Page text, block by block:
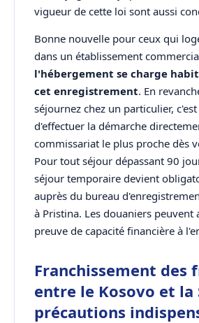
vigueur de cette loi sont aussi
Bonne nouvelle pour ceux qui
dans un établissement
l'hébergement se charge
cet enregistrement. En
séjournez chez un particulier,
d'effectuer la démarche
commissariat le plus proche dès
Pour tout séjour dépassant 90
séjour temporaire devient
auprès du bureau
à Pristina. Les douaniers peuvent
preuve de capacité financière à
Franchissement des
entre le Kosovo et la
précautions